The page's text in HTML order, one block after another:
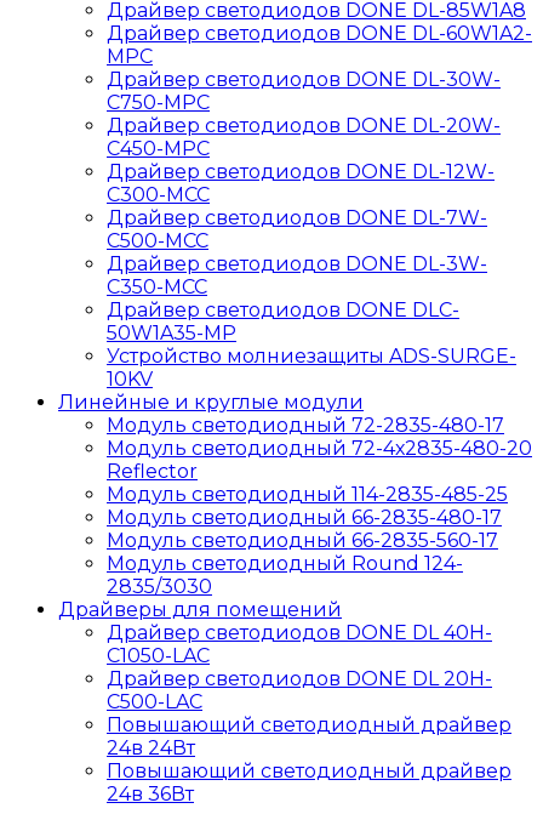
Драйвер светодиодов DONE DL-85W1A8
Драйвер светодиодов DONE DL-60W1A2-
MPС
Драйвер светодиодов DONE DL-30W-
C750-MPС
Драйвер светодиодов DONE DL-20W-
C450-MPС
Драйвер светодиодов DONE DL-12W-
C300-MCC
Драйвер светодиодов DONE DL-7W-
C500-MCC
Драйвер светодиодов DONE DL-3W-
C350-MCC
Драйвер светодиодов DONE DLC-
50W1A35-MP
Устройство молниезащиты ADS-SURGE-
10KV
Линейные и круглые модули
Модуль светодиодный 72-2835-480-17
Модуль светодиодный 72-4х2835-480-20
Reflector
Модуль светодиодный 114-2835-485-25
Модуль светодиодный 66-2835-480-17
Модуль светодиодный 66-2835-560-17
Модуль светодиодный Round 124-
2835/3030
Драйверы для помещений
Драйвер светодиодов DONE DL 40H-
C1050-LAC
Драйвер светодиодов DONE DL 20H-
C500-LAC
Повышающий светодиодный драйвер
24в 24Вт
Повышающий светодиодный драйвер
24в 36Вт